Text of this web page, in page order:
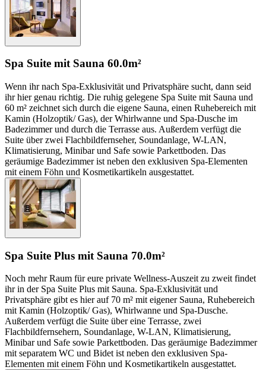
Spa Suite mit Sauna 60.0m²
Wenn ihr nach Spa-Exklusivität und Privatsphäre sucht, dann seid
ihr hier genau richtig. Die ruhig gelegene Spa Suite mit Sauna und
60 m² zeichnet sich durch die eigene Sauna, einen Ruhebereich mit
Kamin (Holzoptik/ Gas), der Whirlwanne und Spa-Dusche im
Badezimmer und durch die Terrasse aus. Außerdem verfügt die
Suite über zwei Flachbildfernseher, Soundanlage, W-LAN,
Klimatisierung, Minibar und Safe sowie Parkettboden. Das
geräumige Badezimmer ist neben den exklusiven Spa-Elementen
mit einem Föhn und Kosmetikartikeln ausgestattet.
Spa Suite Plus mit Sauna 70.0m²
Noch mehr Raum für eure private Wellness-Auszeit zu zweit findet
ihr in der Spa Suite Plus mit Sauna. Spa-Exklusivität und
Privatsphäre gibt es hier auf 70 m² mit eigener Sauna, Ruhebereich
mit Kamin (Holzoptik/ Gas), Whirlwanne und Spa-Dusche.
Außerdem verfügt die Suite über eine Terrasse, zwei
Flachbildfernsehern, Soundanlage, W-LAN, Klimatisierung,
Minibar und Safe sowie Parkettboden. Das geräumige Badezimmer
mit separatem WC und Bidet ist neben den exklusiven Spa-
Elementen mit einem Föhn und Kosmetikartikeln ausgestattet.